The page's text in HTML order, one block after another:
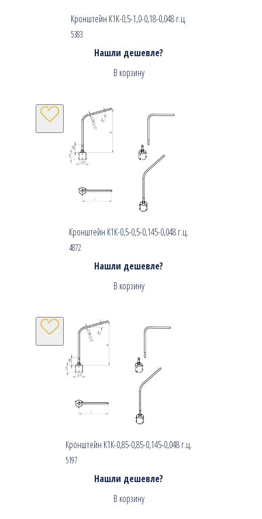
Кронштейн К1К-0,5-1,0-0,18-0,048 г.ц.
5383
Нашли дешевле?
В корзину
Кронштейн К1К-0,5-0,5-0,145-0,048 г.ц.
4872
Нашли дешевле?
В корзину
Кронштейн К1К-0,85-0,85-0,145-0,048 г.ц.
5197
Нашли дешевле?
В корзину